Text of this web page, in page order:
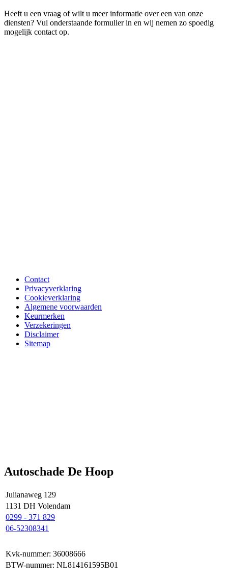
Heeft u een vraag of wilt u meer informatie over een van onze
diensten? Vul onderstaande formulier in en wij nemen zo spoedig
mogelijk contact op.
Contact
Privacyverklaring
Cookieverklaring
Algemene voorwaarden
Keurmerken
Verzekeringen
Disclaimer
Sitemap
Autoschade De Hoop
Julianaweg 129
1131 DH Volendam
0299 - 371 829
06-52308341
Kvk-nummer: 36008666
BTW-nummer: NL814161595B01